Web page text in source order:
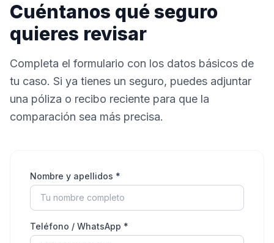
Cuéntanos qué seguro
quieres revisar
Completa el formulario con los datos básicos de
tu caso. Si ya tienes un seguro, puedes adjuntar
una póliza o recibo reciente para que la
comparación sea más precisa.
Nombre y apellidos *
Teléfono / WhatsApp *